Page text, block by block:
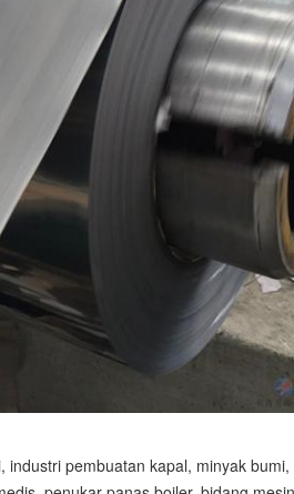
pembuatan kapal, minyak